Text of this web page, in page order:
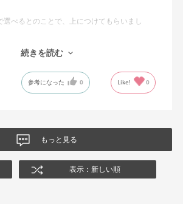
選べるとのことで、上につけてもらいまし
時は自力ではできないようです。
すが、揺れたりすることもありません。
ブル類がごちゃごちゃしていることで、試行
続きを読む
参考になった 0 Like! 0
もっと見る
表示：新しい順